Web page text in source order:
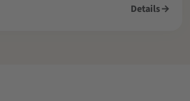
Details→